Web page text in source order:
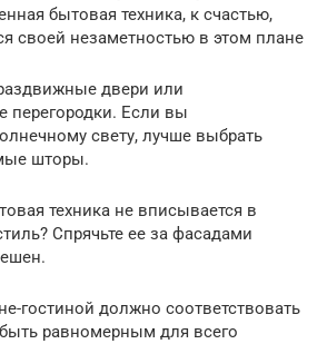
бытовая техника, к счастью,
своей незаметностью в этом плане
двери или
перегородки. Если вы
свету, лучше выбрать
шторы.
техника не вписывается в
Спрячьте ее за фасадами
гостиной должно соответствовать
равномерным для всего